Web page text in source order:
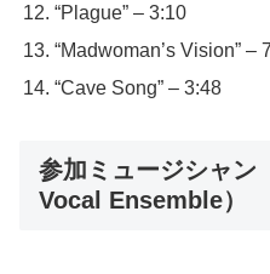
“Plague” – 3:10
“Madwoman’s Vision” –
“Cave Song” – 3:48
参加ミュージシャ
Vocal Ensemble）